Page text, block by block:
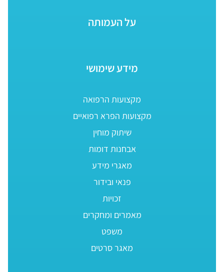
על העמותה
מידע שימושי
מקצועות הרפואה
מקצועות הפרא רפואיים
שיתוק מוחין
אבחנות דומות
מאגרי מידע
פנאי ובידור
זכויות
מאמרים ומחקרים
משפט
מאגר סרטים